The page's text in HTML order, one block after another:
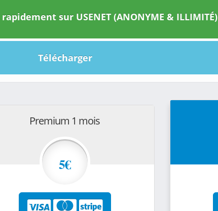
sur USENET (ANONYME & ILLIMITÉ)
Télécharger
Premium 1 mois
5€